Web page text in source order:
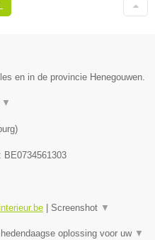
en in de provincie Henegouwen.
▼
)
BE0734561303
Screenshot ▼
oplossing voor uw ▼